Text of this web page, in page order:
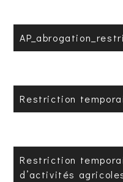
Restriction
Restriction
d’activités